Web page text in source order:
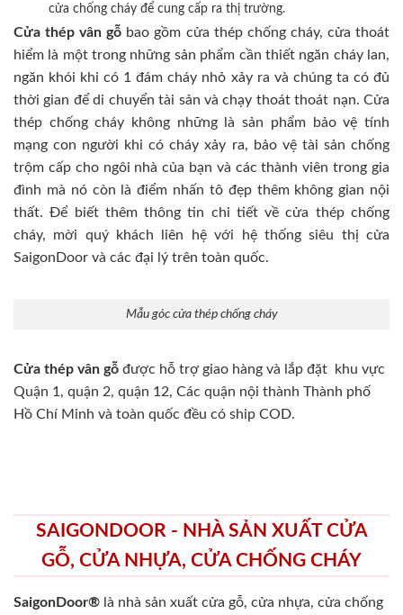
cửa chống cháy để cung cấp ra thị trường.
Cửa thép vân gỗ bao gồm cửa thép chống cháy, cửa thoát
hiểm là một trong những sản phẩm cần thiết ngăn cháy lan,
ngăn khói khi có 1 đám cháy nhỏ xảy ra và chúng ta có đủ
thời gian để di chuyển tài sản và chạy thoát thoát nạn. Cửa
thép chống cháy không những là sản phẩm bảo vệ tính
mạng con người khi có cháy xảy ra, bảo vệ tài sản chống
trộm cấp cho ngôi nhà của bạn và các thành viên trong gia
đình mà nó còn là điểm nhấn tô đẹp thêm không gian nội
thất. Để biết thêm thông tin chi tiết về cửa thép chống
cháy, mời quý khách liên hệ với hệ thống siêu thị cửa
SaigonDoor và các đại lý trên toàn quốc.
Mẫu góc cửa thép chống cháy
Cửa thép vân gỗ được hỗ trợ giao hàng và lắp đặt khu vực
Quận 1, quận 2, quận 12, Các quận nội thành Thành phố
Hồ Chí Minh và toàn quốc đều có ship COD.
SAIGONDOOR - NHÀ SẢN XUẤT CỬA
GỖ, CỬA NHỰA, CỬA CHỐNG CHÁY
SaigonDoor® là nhà sản xuất cửa gỗ, cửa nhựa, cửa chống